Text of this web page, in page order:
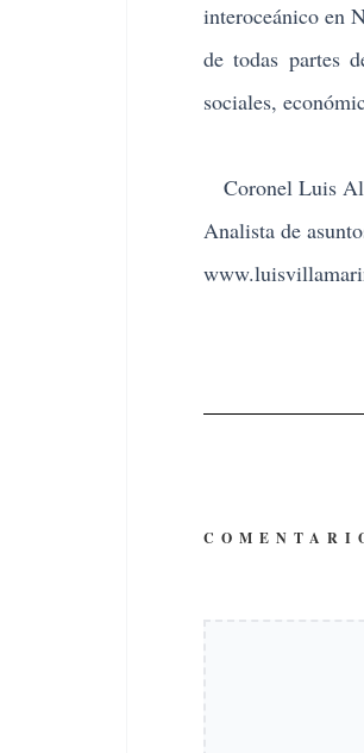
interoceánico en
de todas partes
sociales,
Coronel Luis
Analista de